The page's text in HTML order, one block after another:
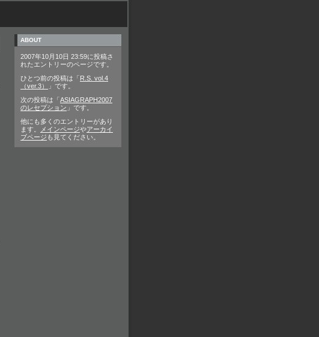
ABOUT
2007年10月10日 23:59に投稿さ
れたエントリーのページです。
ひとつ前の投稿は「R.S. vol.4
（ver.3）
」です。
次の投稿は「ASIAGRAPH2007
のレセプション 」です。
他にも多くのエントリーがあり
ます。
メインページやアーカイ
ブページ も見てください。